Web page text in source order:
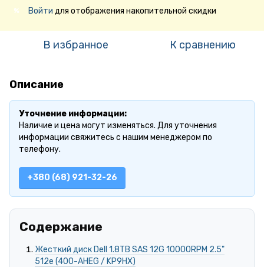
% Войти для отображения накопительной скидки
В избранное К сравнению
Описание
Уточнение информации:
Наличие и цена могут изменяться. Для уточнения
информации свяжитесь с нашим менеджером по
телефону.
+380 (68) 921-32-26
Содержание
Жесткий диск Dell 1.8TB SAS 12G 10000RPM 2.5"
512e (400-AHEG / KP9HX)